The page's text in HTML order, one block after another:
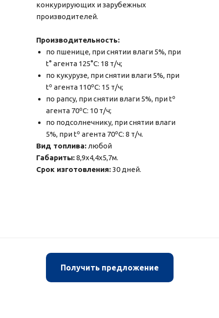
конкурирующих и зарубежных
производителей.
Производительность:
по пшенице, при снятии влаги 5%, при
t° агента 125°С: 18 т/ч;
по кукурузе, при снятии влаги 5%, при
tº агента 110ºC: 15 т/ч;
по рапсу, при снятии влаги 5%, при tº
агента 70ºC: 10 т/ч;
по подсолнечнику, при снятии влаги
5%, при tº агента 70ºC: 8 т/ч.
Вид топлива: любой
Габариты:8,9x4,4x5,7м.
Срок изготовления:30 дней.
Получить предложение